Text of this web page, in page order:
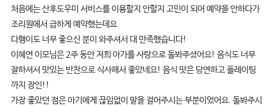
처음에는 산후도우미 서비스를 이용할지 안할지 고민이 되어 예약을 안하다가
조리원에서 급하게 예약했는데요
다행이도 너무 좋으신 분이 와주셔서 대 만족했습니다!
이혜연 이모님은 2주 동안 저희 아가를 사랑으로 돌봐주셨어요! 음식도 너무
잘하셔서 맛있는 반찬으로 식사해서 좋았네요! 음식 맛은 당연하고 플레이팅
까지 장인!!
가장 좋았던 점은 아기에게 끊임없이 말을 걸어주시는 부분이었어요. 돌봐주시